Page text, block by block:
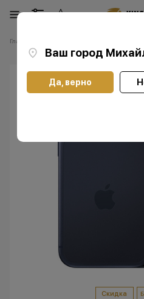
Ваш город
Да, верно
Главная
Скидка